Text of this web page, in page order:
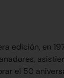
edición, en
el 50